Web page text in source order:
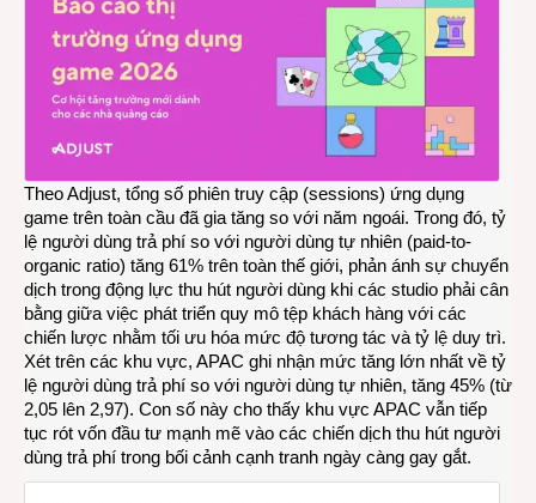
Theo Adjust, tổng số phiên truy cập (sessions) ứng dụng
game trên toàn cầu đã gia tăng so với năm ngoái. Trong đó, tỷ
lệ người dùng trả phí so với người dùng tự nhiên (paid-to-
organic ratio) tăng 61% trên toàn thế giới, phản ánh sự chuyển
dịch trong động lực thu hút người dùng khi các studio phải cân
bằng giữa việc phát triển quy mô tệp khách hàng với các
chiến lược nhằm tối ưu hóa mức độ tương tác và tỷ lệ duy trì.
Xét trên các khu vực, APAC ghi nhận mức tăng lớn nhất về tỷ
lệ người dùng trả phí so với người dùng tự nhiên, tăng 45% (từ
2,05 lên 2,97). Con số này cho thấy khu vực APAC vẫn tiếp
tục rót vốn đầu tư mạnh mẽ vào các chiến dịch thu hút người
dùng trả phí trong bối cảnh cạnh tranh ngày càng gay gắt.